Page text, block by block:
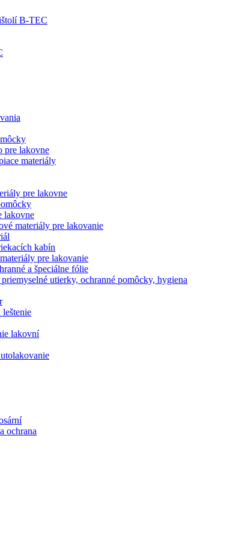
B-TEC
pre lakovne
materiály
pre lakovne
lakovne
materiály pre lakovanie
kabín
pre lakovanie
a špeciálne fólie
utierky, ochranné pomôcky, hygiena
lakovní
ochrana